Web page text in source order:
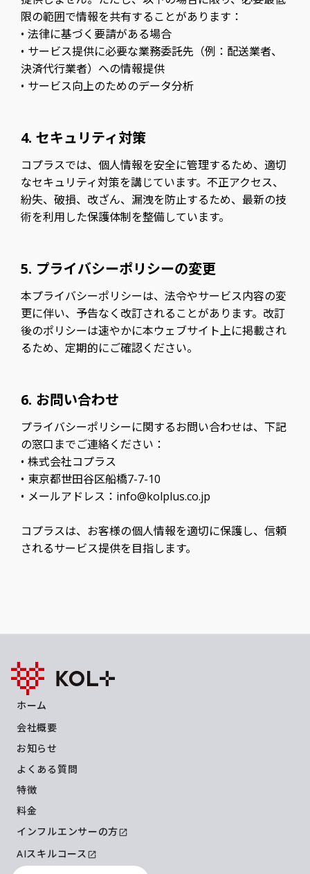
限の範囲で情報を共有することがあります：
• 法律に基づく要請がある場合
• サービス提供に必要な業務委託先（例：配送業者、
決済代行業者）への情報提供
• サービス向上のためのデータ分析
4. セキュリティ対策
コプラスでは、個人情報を安全に管理するため、適切
なセキュリティ対策を講じています。不正アクセス、
紛失、破損、改ざん、漏洩を防止するため、最新の技
術を利用した保護体制を整備しています。
5. プライバシーポリシーの変更
本プライバシーポリシーは、法令やサービス内容の変
更に伴い、予告なく改訂されることがあります。改訂
後のポリシーは速やかに本ウェブサイト上に掲載され
るため、定期的にご確認ください。
6. お問い合わせ
プライバシーポリシーに関するお問い合わせは、下記
の窓口までご連絡ください：
• 株式会社コプラス
• 東京都世田谷区船橋7-7-10
• メールアドレス：info@kolplus.co.jp
コプラスは、お客様の個人情報を適切に保護し、信頼
されるサービス提供を目指します。
ホーム
会社概要
お知らせ
よくある質問
特徴
料金
インフルエンサーの方 launch
AIスキルコース launch